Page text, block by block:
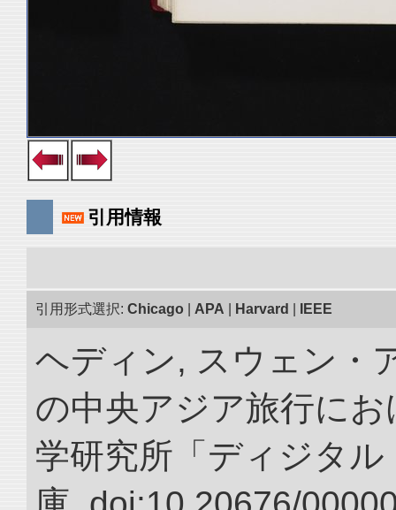
引用情報
引用形式選択: Chicago APA Harvard IEEE
ヘディン, スウェン・
の中央アジア旅行にお
学研究所「ディジタ